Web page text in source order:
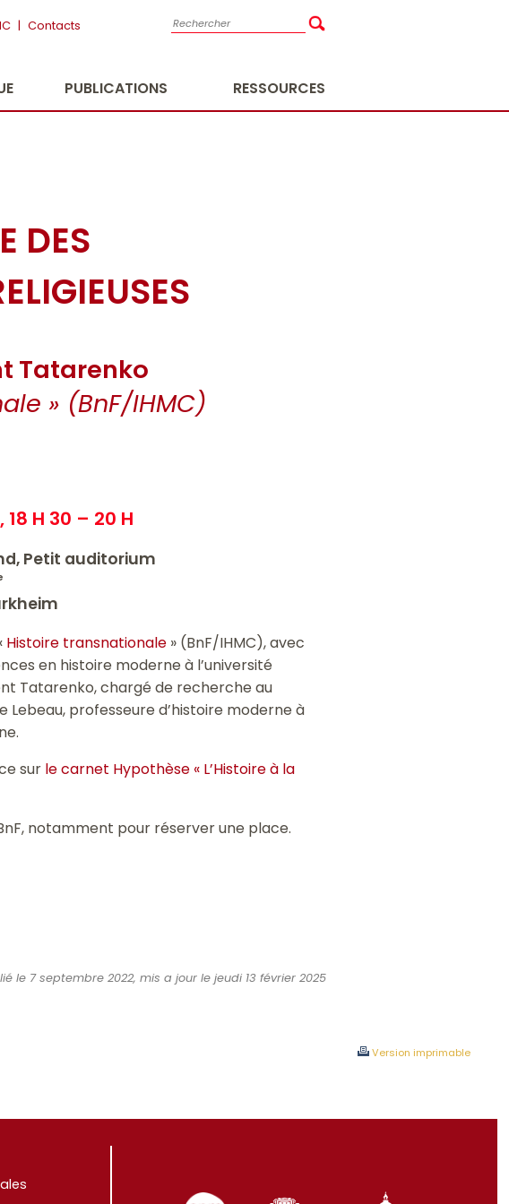
| Contacts
PUBLICATIONS RESSOURCES
DES
Tatarenko
» (BnF/IHMC)
18 H 30 – 20 H
Petit auditorium
Histoire transnationale » (BnF/IHMC), avec
en histoire moderne à l’université
Tatarenko, chargé de recherche au
Lebeau, professeure d’histoire moderne à
sur le carnet Hypothèse « L’Histoire à la
notamment pour réserver une place.
le 7 septembre 2022, mis a jour le jeudi 13 février 2025
Version imprimable